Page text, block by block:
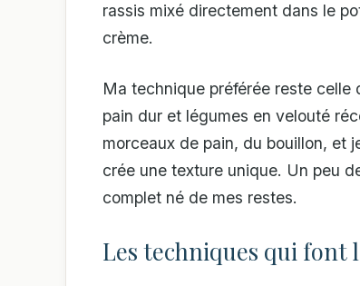
rassis mixé directement dans le
crème.
Ma technique préférée reste
pain dur et légumes en velouté
morceaux de pain, du bouillon, et
crée une texture unique. Un peu
complet né de mes restes.
Les techniques qui font